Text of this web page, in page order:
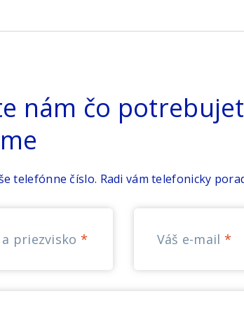
nám čo
telefónne číslo. Radi vám telefonicky
priezvisko Váš e-mail